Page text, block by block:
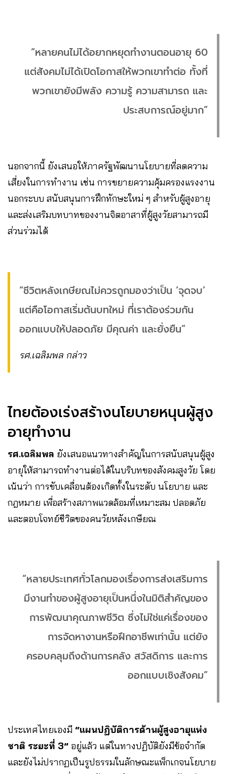
“หลายคนไม่ได้อยากหยุดทำงานตอนอายุ 60
แต่สังคมไม่ได้เปิดโอกาสให้พวกเขาทำต่อ ทั้งที่
พวกเขายังมีพลัง ความรู้ ความสามารถ และ
ประสบการณ์อยู่มาก”
นอกจากนี้ ยังเสนอให้ภาครัฐพัฒนานโยบายที่ลดความ
เสี่ยงในการทำงาน เช่น การขยายความคุ้มครองแรงงาน
นอกระบบ สนับสนุนการฝึกทักษะใหม่ ๆ สำหรับผู้สูงอายุ
และส่งเสริมบทบาทของงานจิตอาสาที่ผู้สูงวัยสามารถมี
ส่วนร่วมได้
“ชีวิตหลังเกษียณไม่ควรถูกมองว่าเป็น ‘จุดจบ’
แต่คือโอกาสเริ่มต้นบทใหม่ ที่เราต้องร่วมกัน
ออกแบบให้ปลอดภัย มีคุณค่า และยั่งยืน”
รศ.เฉลิมพล กล่าว
ไทยต้องเร่งสร้างนโยบายหนุนผู้สูง
อายุทำงาน
รศ.เฉลิมพล ยังเสนอแนวทางสำคัญในการสนับสนุนผู้สูง
อายุให้สามารถทำงานต่อได้ในบริบทของสังคมสูงวัย โดย
เน้นว่า การขับเคลื่อนต้องเกิดทั้งในระดับ นโยบาย และ
กฎหมาย เพื่อสร้างสภาพแวดล้อมที่เหมาะสม ปลอดภัย
และตอบโจทย์ชีวิตของคนวัยหลังเกษียณ
“หลายประเทศทั่วโลกมองเรื่องการส่งเสริมการ
มีงานทำของผู้สูงอายุเป็นหนึ่งในมิติสำคัญของ
การพัฒนาคุณภาพชีวิต ซึ่งไม่ใช่แค่เรื่องของ
การจัดหางานหรือฝึกอาชีพเท่านั้น แต่ยัง
ครอบคลุมถึงด้านการคลัง สวัสดิการ และการ
ออกแบบเชิงสังคม”
ประเทศไทยเองมี “แผนปฏิบัติการด้านผู้สูงอายุแห่ง
ชาติ ระยะที่ 3” อยู่แล้ว แต่ในทางปฏิบัติยังมีข้อจำกัด
และยังไม่ปรากฏเป็นรูปธรรมในลักษณะแพ็กเกจนโยบาย